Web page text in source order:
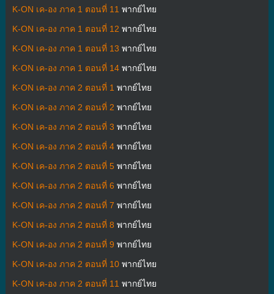
K-ON เค-อง ภาค 1 ตอนที่ 11 พากย์ไทย
K-ON เค-อง ภาค 1 ตอนที่ 12 พากย์ไทย
K-ON เค-อง ภาค 1 ตอนที่ 13 พากย์ไทย
K-ON เค-อง ภาค 1 ตอนที่ 14พากย์ไทย
K-ON เค-อง ภาค 2 ตอนที่ 1 พากย์ไทย
K-ON เค-อง ภาค 2 ตอนที่ 2 พากย์ไทย
K-ON เค-อง ภาค 2 ตอนที่ 3 พากย์ไทย
K-ON เค-อง ภาค 2 ตอนที่ 4พากย์ไทย
K-ON เค-อง ภาค 2 ตอนที่ 5พากย์ไทย
K-ON เค-อง ภาค 2 ตอนที่ 6 พากย์ไทย
K-ON เค-อง ภาค 2 ตอนที่ 7 พากย์ไทย
K-ON เค-อง ภาค 2 ตอนที่ 8 พากย์ไทย
K-ON เค-อง ภาค 2 ตอนที่ 9 พากย์ไทย
K-ON เค-อง ภาค 2 ตอนที่ 10พากย์ไทย
K-ON เค-อง ภาค 2 ตอนที่ 11 พากย์ไทย